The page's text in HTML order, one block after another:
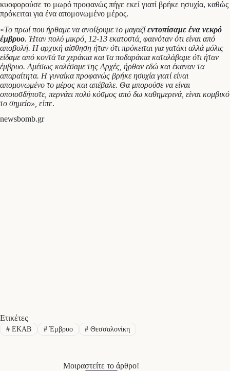
κυοφορούσε το μωρό προφανώς πήγε εκεί γιατί βρήκε ησυχία, καθώς
πρόκειται για ένα απομονωμένο μέρος.
«Το πρωί που ήρθαμε να ανοίξουμε το μαγαζίεντοπίσαμε ένα νεκρό
έμβρυο. Ήταν πολύ μικρό, 12-13 εκατοστά, φαινόταν ότι είναι από
αποβολή. Η αρχική αίσθηση ήταν ότι πρόκειται για γατάκι αλλά μόλις
είδαμε από κοντά τα χεράκια και τα ποδαράκια καταλάβαμε ότι ήταν
έμβρυο. Αμέσως καλέσαμε της Αρχές, ήρθαν εδώ και έκαναν τα
απαραίτητα. Η γυναίκα προφανώς βρήκε ησυχία γιατί είναι
απομονωμένο το μέρος και απέβαλε. Θα μπορούσε να είναι
οποιοσδήποτε, περνάει πολύ κόσμος από δω καθημερινά, είναι κομβικό
το σημείο», είπε.
newsbomb.gr
Ετικέτες
#ΕΚΑΒ #Έμβρυο # Θεσσαλονίκη
Μοιραστείτε το άρθρο!